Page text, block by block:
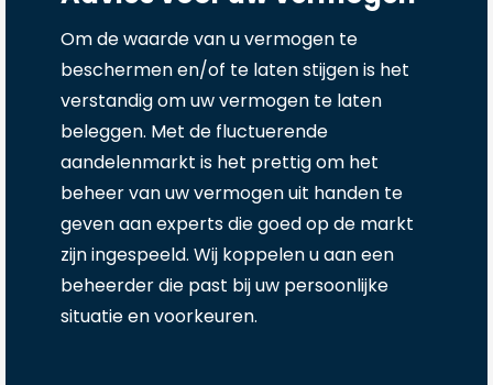
Om de waarde van u vermogen te
beschermen en/of te laten stijgen is het
verstandig om uw vermogen te laten
beleggen. Met de fluctuerende
aandelenmarkt is het prettig om het
beheer van uw vermogen uit handen te
geven aan experts die goed op de markt
zijn ingespeeld. Wij koppelen u aan een
beheerder die past bij uw persoonlijke
situatie en voorkeuren.